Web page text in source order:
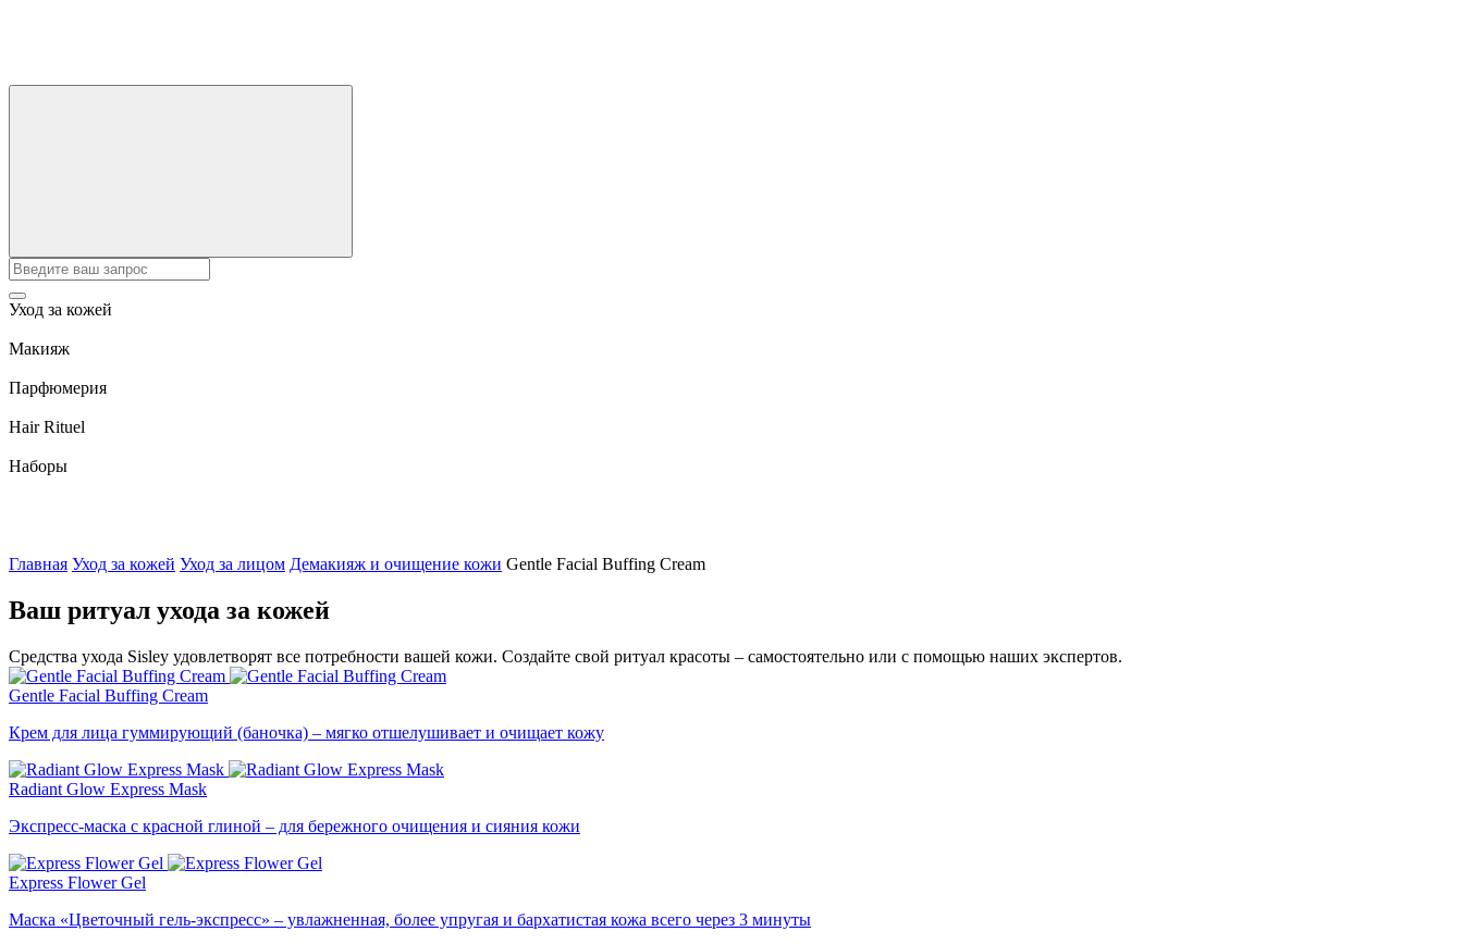
Уход за кожей
Макияж
Парфюмерия
Hair Rituel
Наборы
Главная Уход за кожей Уход за лицом Демакияж и очищение кожи Gentle Facial Buffing Cream
Ваш ритуал ухода за кожей
Средства ухода Sisley удовлетворят все потребности вашей кожи. Создайте свой ритуал красоты – самостоятельно или с помощью наших экспертов.
Gentle Facial Buffing Cream
Крем для лица гуммирующий (баночка) – мягко отшелушивает и очищает кожу
Radiant Glow Express Mask
Экспресс-маска с красной глиной – для бережного очищения и сияния кожи
Express Flower Gel
Маска «Цветочный гель-экспресс» – увлажненная, более упругая и бархатистая кожа всего через 3 минуты